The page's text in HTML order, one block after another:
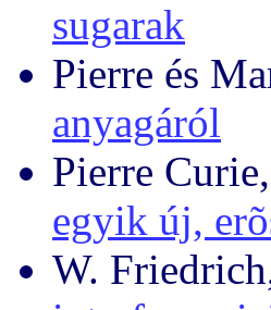
sugarak
Pierre és
anyagáról
Pierre
egyik új,
W.